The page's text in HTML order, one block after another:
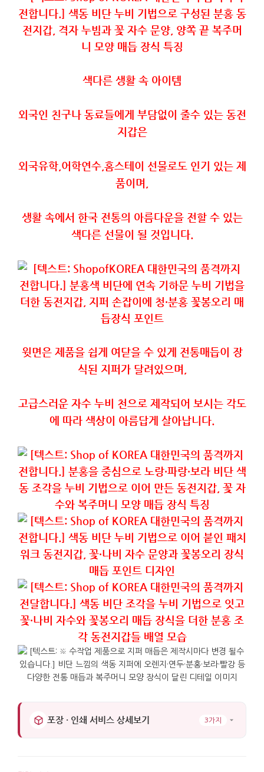
색다른 생활 속 아이템
외국인 친구나 동료들에게 부담없이 줄수 있는 동전
지갑은
외국유학, 어학연수, 홈스테이 선물로도 인기 있는 제
품이며
생활 속에서 한국 전통의 아름다운을 전할 수 있는
색다른 선물이 될 것입니다.
윗면은 제품을 쉽게 여닫을 수 있게 전통매듭이 장
식된 지퍼가 달려있으며
고급스러운 자수 누비 천으로 제작되어 보시는 각도
에 따라 색상이 아름답게 살아납니다
포장 · 인쇄 서비스 상세보기 3가지